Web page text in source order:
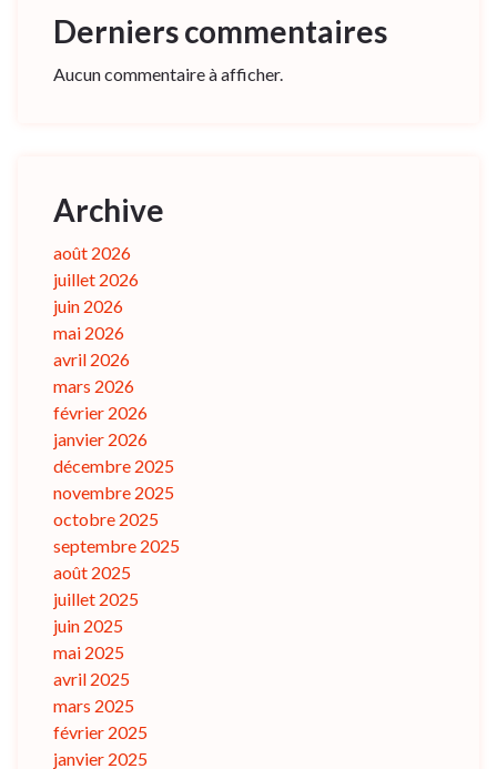
Derniers commentaires
Aucun commentaire à afficher.
Archive
août 2026
juillet 2026
juin 2026
mai 2026
avril 2026
mars 2026
février 2026
janvier 2026
décembre 2025
novembre 2025
octobre 2025
septembre 2025
août 2025
juillet 2025
juin 2025
mai 2025
avril 2025
mars 2025
février 2025
janvier 2025